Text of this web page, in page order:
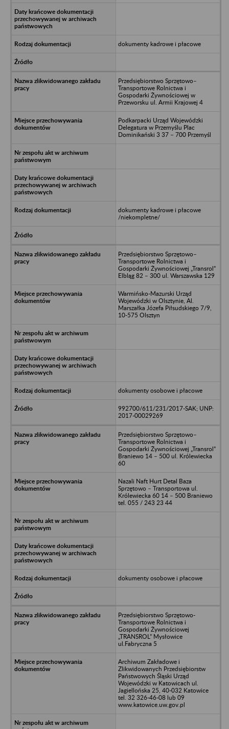
dokumenty kadrowe i płacowe
Przedsiębiorstwo Sprzętowo–
Transportowe Rolnictwa i
Gospodarki Żywnościowej w
Przeworsku ul. Armii Krajowej 4
Podkarpacki Urząd Wojewódzki
Delegatura w Przemyślu Plac
Dominikański 3 37 – 700 Przemyśl
dokumenty kadrowe i płacowe
/niekompletne/
Przedsiębiorstwo Sprzętowo–
Transportowe Rolnictwa i
Gospodarki Żywnościowej „Transrol”
Elbląg 82 – 300 ul. Warszawska 129
Warmińsko-Mazurski Urząd
Wojewódzki w Olsztynie, Al.
Marszałka Józefa Piłsudskiego 7/9,
10-575 Olsztyn
dokumenty osobowe i płacowe
992700/611/231/2017-SAK; UNP:
2017-00029269
Przedsiębiorstwo Sprzętowo–
Transportowe Rolnictwa i
Gospodarki Żywnościowej „Transrol”
Braniewo 14 – 500 ul. Królewiecka
60
Nazali Naft Hurt Detal Baza
Sprzętowo – Transportowa ul.
Królewiecka 60 14 – 500 Braniewo
tel. 055 / 243 23 44
dokumenty osobowe i płacowe
Przedsiębiorstwo Sprzętowo-
Transportowe Rolnictwa i
Gospodarki Żywnościowej
„TRANSROL” Mysłowice
ul.Fabryczna 5
Archiwum Zakładowe i
Zlikwidowanych Przedsiębiorstw
Państwowych Śląski Urząd
Wojewódzki w Katowicach ul.
Jagiellońska 25, 40-032 Katowice
tel. 32 326-46-08 lub 09
www.katowice.uw.gov.pl